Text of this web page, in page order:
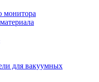
монитора
для вакуумных